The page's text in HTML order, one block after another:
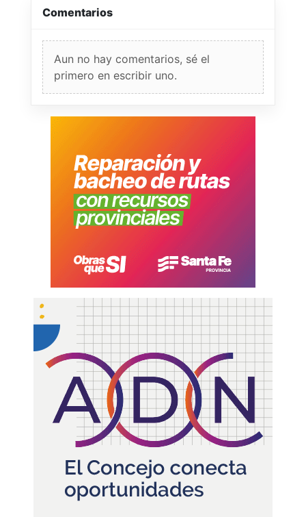
Comentarios
Aun no hay comentarios, sé el
primero en escribir uno.